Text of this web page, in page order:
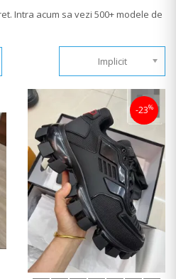
Intra acum sa vezi 500+ modele de
Implicit
-23%